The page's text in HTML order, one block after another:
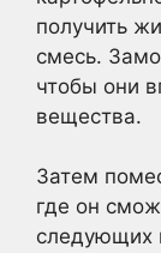
получить
смесь.
чтобы они
вещества.
Затем
где он
следующих